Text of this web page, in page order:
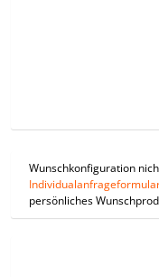
Wunschkonfiguration
persönliches